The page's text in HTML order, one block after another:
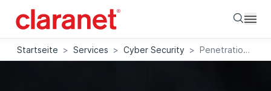
Startseite > Services > Cyber Security > Penetrationstest